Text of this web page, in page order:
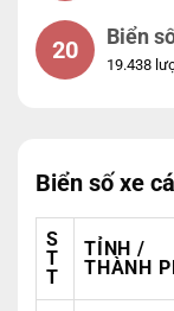
20 Biển
19.438
Biển số xe
S
T
T
TỈNH /
THÀNH